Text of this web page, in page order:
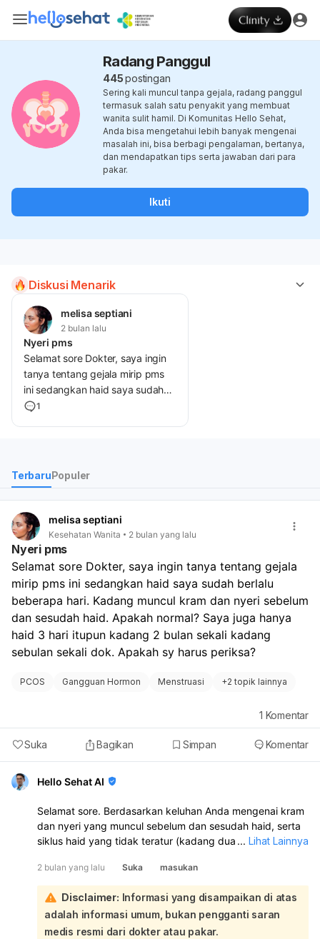
Radang Panggul
445postingan
Sering kali muncul tanpa gejala, radang panggul
termasuk salah satu penyakit yang membuat
wanita sulit hamil. Di Komunitas Hello Sehat,
Anda bisa mengetahui lebih banyak mengenai
masalah ini, bisa berbagi pengalaman, bertanya,
dan mendapatkan tips serta jawaban dari para
pakar.
Ikuti
Diskusi Menarik
melisa septiani
2 bulan lalu
Nyeri pms
Selamat sore Dokter, saya ingin
tanya tentang gejala mirip pms
ini sedangkan haid saya sudah
berlalu beberapa hari. Kadang
kadang sebulan sekali dok.
Apakah sy harus periksa?
1
TerbaruPopuler
melisa septiani
Kesehatan Wanita 2 bulan yang lalu
Nyeri pms
Selamat sore Dokter, saya ingin tanya tentang gejala
mirip pms ini sedangkan haid saya sudah berlalu
beberapa hari. Kadang muncul kram dan nyeri sebelum
dan sesudah haid. Apakah normal? Saya juga hanya
haid 3 hari itupun kadang 2 bulan sekali kadang
sebulan sekali dok. Apakah sy harus periksa?
PCOS Gangguan Hormon Menstruasi +2 topik lainnya
Suka Bagikan Simpan Komentar
1 Komentar
Hello Sehat AI
Selamat sore. Berdasarkan keluhan Anda mengenai kram
dan nyeri yang muncul sebelum dan sesudah haid, serta
siklus haid yang tidak teratur (kadang dua bulan sekali,
dan sebaiknya Anda memeriksakan diri ke dokter:
Siklus haid yang tidak teratur setiap bulan, seperti yang
Anda alami, dapat menjadi tanda adanya masalah
kesehatan. Meskipun durasi haid 3 hari masih dalam
rentang normal, ketidakteraturan siklus dan nyeri yang
... Lihat Lainnya
2 bulan yang lalu Suka masukan
Disclaimer: Informasi yang disampaikan di atas
adalah informasi umum, bukan pengganti saran
medis resmi dari dokter atau pakar.